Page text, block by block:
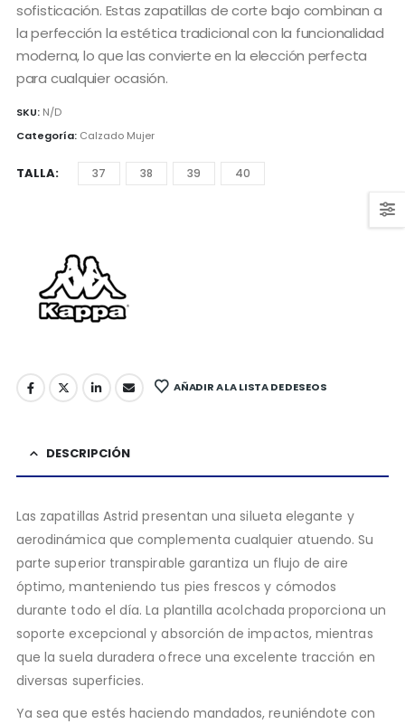
sofisticación. Estas zapatillas de corte bajo combinan a
la perfección la estética tradicional con la funcionalidad
moderna, lo que las convierte en la elección perfecta
para cualquier ocasión.
SKU: N/D
Categoría: Calzado Mujer
TALLA 37 38 39 40
AÑADIR A LA LISTA DE DESEOS
DESCRIPCIÓN
Las zapatillas Astrid presentan una silueta elegante y
aerodinámica que complementa cualquier atuendo. Su
parte superior transpirable garantiza un flujo de aire
óptimo, manteniendo tus pies frescos y cómodos
durante todo el día. La plantilla acolchada proporciona un
soporte excepcional y absorción de impactos, mientras
que la suela duradera ofrece una excelente tracción en
diversas superficies.
Ya sea que estés haciendo mandados, reuniéndote con